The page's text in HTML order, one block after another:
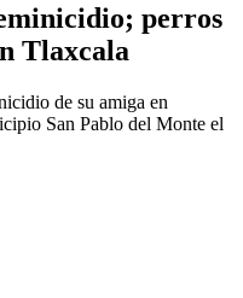
perros
Tlaxcala
de su amiga en
San Pablo del Monte el